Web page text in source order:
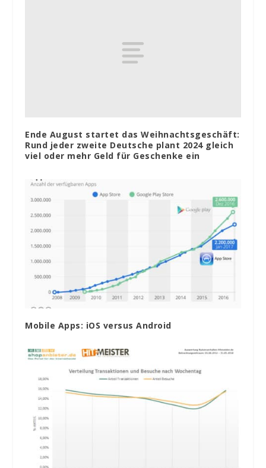
Ende August startet das Weihnachtsgeschäft:
Rund jeder zweite Deutsche plant 2024 gleich
viel oder mehr Geld für Geschenke ein
Mobile Apps: iOS versus Android